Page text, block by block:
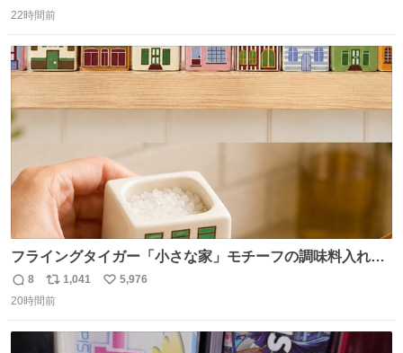
信
ポ
ト
数
数
22時間前
フライングタイガー「小さな家」モチーフの調味料入れ、
並べれば“デンマークの街並み”に ピンク・グリーン・テラ
コッタの全9種 - fashion-press.net/news/149552
返
信
8
リ
ポ
1,041
い
数
5,976
20時間前